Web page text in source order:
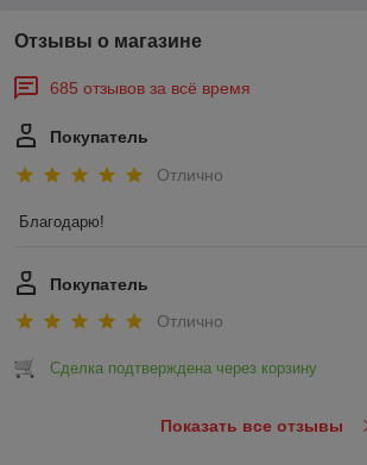
Отзывы о магазине
685 отзывов за всё время
Покупатель
Отлично
Благодарю!
Покупатель
Отлично
Сделка подтверждена через корзину
Показать все отзывы